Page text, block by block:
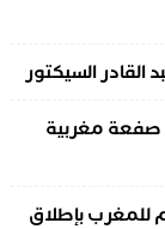
السيكتور
مغربية
بإطلاق